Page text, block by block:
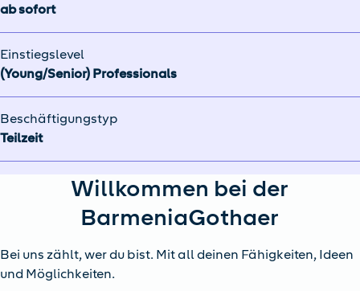
ab sofort
Einstiegslevel
(Young/Senior) Professionals
Beschäftigungstyp
Teilzeit
Willkommen bei der
BarmeniaGothaer
Bei uns zählt, wer du bist. Mit all deinen Fähigkeiten, Ideen
und Möglichkeiten.